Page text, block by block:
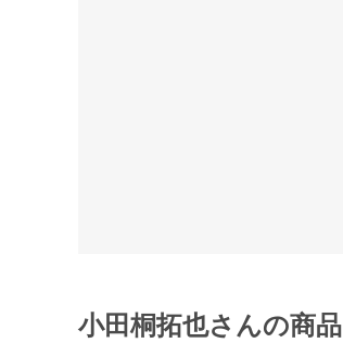
小田桐拓也さんの商品